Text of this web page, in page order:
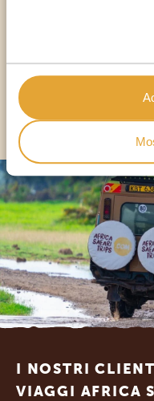
IT:
Footer
I NOSTRI
VIAGGI AFRICA